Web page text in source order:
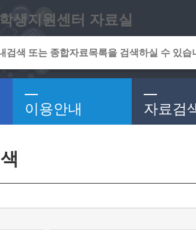
생지원센터 자료실
이용안내 자료검